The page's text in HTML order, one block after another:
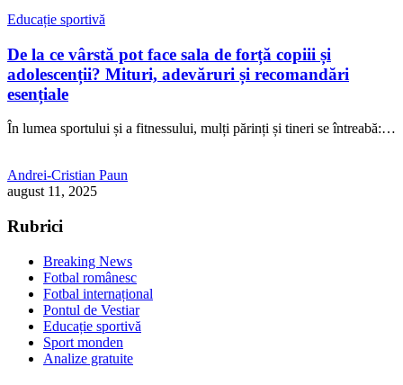
Educație sportivă
De la ce vârstă pot face sala de forță copiii și
adolescenții? Mituri, adevăruri și recomandări
esențiale
În lumea sportului și a fitnessului, mulți părinți și tineri se întreabă:…
Andrei-Cristian Paun
august 11, 2025
Rubrici
Breaking News
Fotbal românesc
Fotbal internațional
Pontul de Vestiar
Educație sportivă
Sport monden
Analize gratuite